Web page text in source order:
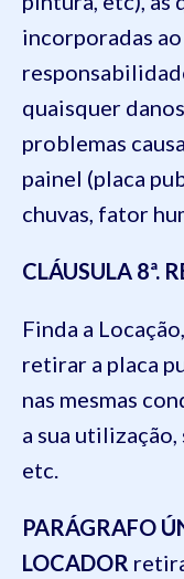
incorporadas
quaisquer
problemas
painel (placa
chuvas, fator
CLÁUSULA 8ª.
Finda a
retirar a placa
nas mesmas
a sua utilização,
etc.
PARÁGRAFO
LOCADOR